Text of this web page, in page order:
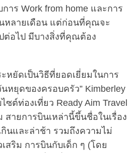
าร Work from home และการ
หลายเดือน แต่ก่อนที่คุณจะ
ต่อไป มีบางสิ่งที่คุณต้อง
หยัดเป็นวิธีที่ยอดเยี่ยมในการ
หยุดของครอบครัว” Kimberley
ซต์ท่องเที่ยว Ready Aim Travel
สายการบินเหล่านี้ขึ้นชื่อในเรื่อง
นและล่าช้า รวมถึงความไม่
สริม การบินกับเด็ก ๆ (โดย